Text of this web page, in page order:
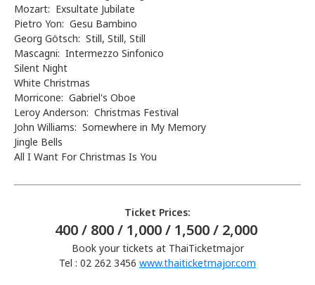
Mozart: Exsultate Jubilate
Pietro Yon: Gesu Bambino
Georg Götsch: Still, Still, Still
Mascagni: Intermezzo Sinfonico
Silent Night
White Christmas
Morricone: Gabriel's Oboe
Leroy Anderson: Christmas Festival
John Williams: Somewhere in My Memory
Jingle Bells
All I Want For Christmas Is You
Ticket Prices:
400 / 800 / 1,000 / 1,500 / 2,000
Book your tickets at ThaiTicketmajor
Tel : 02 262 3456 www.thaiticketmajor.com